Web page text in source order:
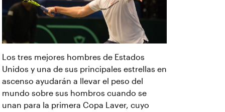
Los tres mejores hombres de Estados
Unidos y una de sus principales estrellas en
ascenso ayudarán a llevar el peso del
mundo sobre sus hombros cuando se
unan para la primera Copa Laver, cuyo